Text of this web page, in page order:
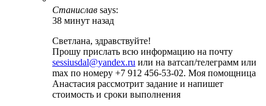
Станислав says:
38 минут назад
Светлана, здравствуйте!
Прошу прислать всю информацию на почту
sessiusdal@yandex.ru или на ватсап/телеграмм или
max по номеру +7 912 456-53-02. Моя помощница
Анастасия рассмотрит задание и напишет
стоимость и сроки выполнения